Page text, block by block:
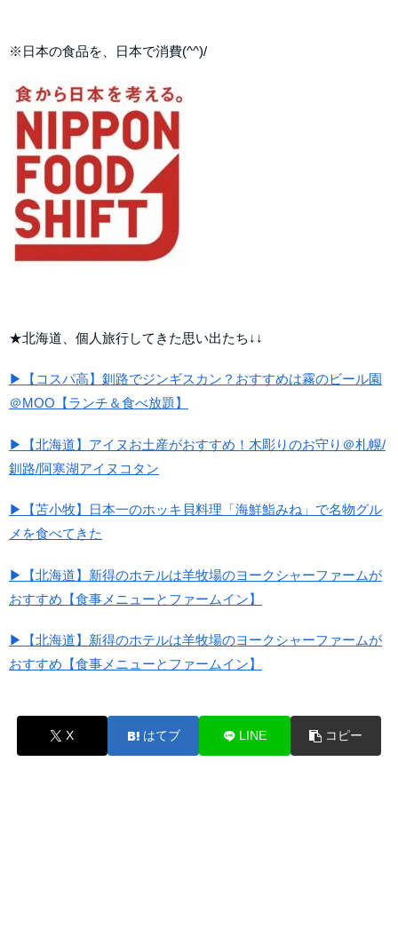
※日本の食品を、日本で消費(^^)/
★北海道、個人旅行してきた思い出たち↓↓
▶【コスパ高】釧路でジンギスカン？おすすめは霧のビール園
＠MOO【ランチ＆食べ放題】
▶【北海道】アイヌお土産がおすすめ！木彫りのお守り＠札幌/
釧路/阿寒湖アイヌコタン
▶【苫小牧】日本一のホッキ貝料理「海鮮鮨みね」で名物グル
メを食べてきた
▶【北海道】新得のホテルは羊牧場のヨークシャーファームが
おすすめ【食事メニューとファームイン】
▶【北海道】新得のホテルは羊牧場のヨークシャーファームが
おすすめ【食事メニューとファームイン】
X はてブ LINE コピー